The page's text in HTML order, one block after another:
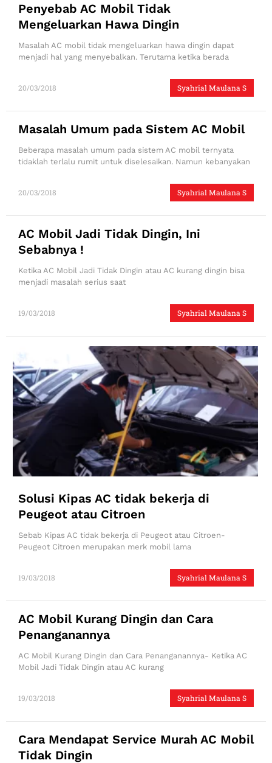
Penyebab AC Mobil Tidak
Mengeluarkan Hawa Dingin
Syahrial Maulana S
20/03/2018
Masalah AC mobil tidak mengeluarkan hawa dingin dapat
menjadi hal yang menyebalkan. Terutama ketika berada
Masalah Umum pada Sistem AC Mobil
Syahrial Maulana S
20/03/2018
Beberapa masalah umum pada sistem AC mobil ternyata
tidaklah terlalu rumit untuk diselesaikan. Namun kebanyakan
AC Mobil Jadi Tidak Dingin, Ini
Sebabnya !
Syahrial Maulana S
19/03/2018
Ketika AC Mobil Jadi Tidak Dingin atau AC kurang dingin bisa
menjadi masalah serius saat
Solusi Kipas AC tidak bekerja di
Peugeot atau Citroen
Syahrial Maulana S
19/03/2018
Sebab Kipas AC tidak bekerja di Peugeot atau Citroen-
Peugeot Citroen merupakan merk mobil lama
AC Mobil Kurang Dingin dan Cara
Penanganannya
Syahrial Maulana S
19/03/2018
AC Mobil Kurang Dingin dan Cara Penanganannya- Ketika AC
Mobil Jadi Tidak Dingin atau AC kurang
Cara Mendapat Service Murah AC Mobil
Tidak Dingin